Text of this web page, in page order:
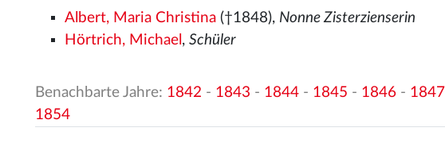
Albert, Maria Christina (†1848), Nonne Zisterzienserin
Hörtrich, Michael ,Schüler
Benachbarte Jahre: 1842 - 1843 - 1844 - 1845 - 1846 - 1847
1854